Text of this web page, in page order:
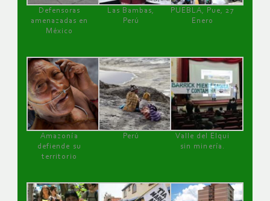
Defensoras
amenazadas en
México
Las Bambas,
Perú
PUEBLA, Pue, 27
Enero
Amazonía
defiende su
territorio
Perú
Valle del Elqui
sin minería.